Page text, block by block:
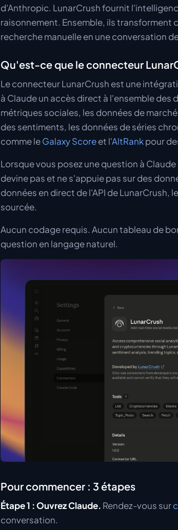
d'Anthropic. LunarCrush fournit
raisonnement. Ensemble, ils transforment
recherche manuelle en une conversation
Qu'est-ce que le connecteur
Le connecteur LunarCrush est une
à Claude un accès direct à l'ensemble des
métriques sociales, les données de
des sentiments, les données de séries
comme leGalaxy Scoreet l'AltRankpour
Lorsque vous posez une question à
devine pas et ne s'appuie pas sur des
données en direct de l'API de LunarCrush,
sourcée.
Aucun codage requis. Aucun tableau de
question en langage naturel.
Pour commencer : 3 étapes
Étape 1 : Ouvrez Claude. Rendez-vous sur
conversation.